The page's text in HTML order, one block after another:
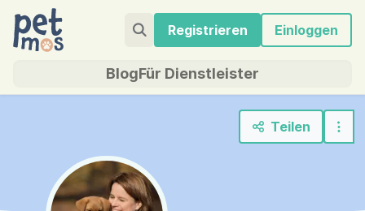
Registrieren Einloggen
BlogFür Dienstleister
Teilen